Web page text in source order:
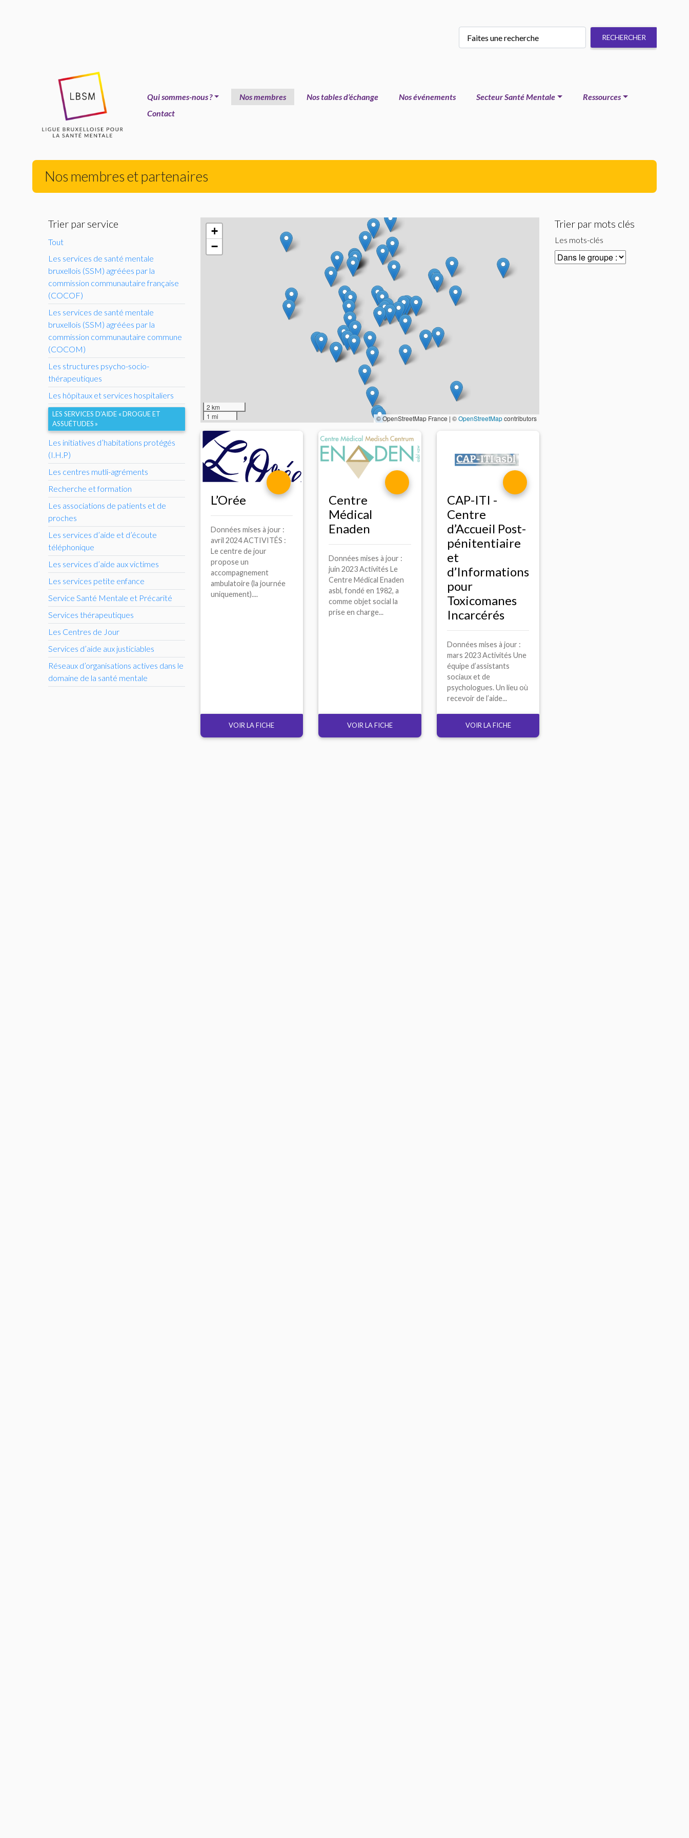
Qui sommes-nous? Nos membres Nos tables d’échange Nos événements Secteur Santé Mentale
Ressources
Contact
Nos membres et partenaires
Trier par service
Tout
Les services de santé mentale
bruxellois (SSM) agréées par la
commission communautaire française
(COCOF)
Les services de santé mentale
bruxellois (SSM) agréées par la
commission communautaire commune
(COCOM)
Les structures psycho-socio-
thérapeutiques
Les hôpitaux et services hospitaliers
LES SERVICES D’AIDE «DROGUE ET
ASSUÉTUDES »
Les initiatives d’habitations protégés
(I.H. P)
Les centres mutli-agréments
Recherche et formation
Les associations de patients et de
proches
Les services d’aide et d’écoute
téléphonique
Les services d’aide aux victimes
Les services petite enfance
Service Santé Mentale et Précarité
Services thérapeutiques
Les Centres de Jour
Services d’aide aux justiciables
Réseaux d’organisations actives dans le
domaine de la santé mentale
+
−
2 km
1 mi
© OpenStreetMap France | ©OpenStreetMapcontributors
L’Orée
Données mises à jour :
avril 2024 ACTIVITÉS :
Le centre de jour
propose un
accompagnement
ambulatoire (la journée
uniquement)....
VOIR LA FICHE
Centre
Médical
Enaden
Données mises à jour :
juin 2023 Activités Le
Centre Médical Enaden
asbl, fondé en 1982, a
comme objet social la
prise en charge...
VOIR LA FICHE
CAP-ITI -
Centre
d’Accueil Post-
pénitentiaire
et
d’Informations
pour
Toxicomanes
Incarcérés
Données mises à jour :
mars 2023 Activités Une
équipe d’assistants
sociaux et de
psychologues. Un lieu où
recevoir de l’aide...
VOIR LA FICHE
Trier par mots clés
Les mots-clés